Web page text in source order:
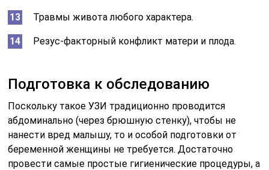
Травмы живота любого характера.
Резус-факторный конфликт матери и плода.
Подготовка к обследованию
Поскольку такое УЗИ традиционно проводится
абдоминально (через брюшную стенку), чтобы не
нанести вред малышу, то и особой подготовки от
беременной женщины не требуется. Достаточно
провести самые простые гигиенические процедуры, а